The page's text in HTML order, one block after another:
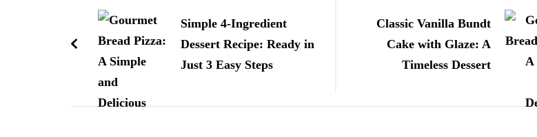
d'article
Simple 4-Ingredient
Dessert Recipe: Ready in
Just 3 Easy Steps
Classic Vanilla Bundt
Cake with Glaze: A
Timeless Dessert